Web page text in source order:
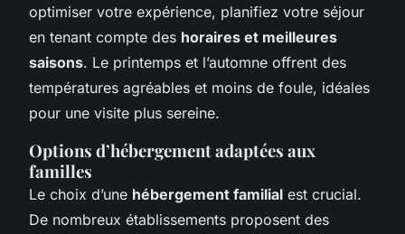
optimiser votre expérience, planifiez votre séjour
en tenant compte des horaires et meilleures
saisons. Le printemps et l’automne offrent des
températures agréables et moins de foule, idéales
pour une visite plus sereine.
Options d’hébergement adaptées aux
familles
Le choix d’une hébergement familial est crucial.
De nombreux établissements proposent des